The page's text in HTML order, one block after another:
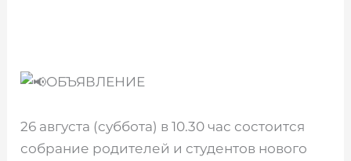
ОБЪЯВЛЕНИЕ
26 августа (суббота) в 10.30 час состоится
собрание родителей и студентов нового